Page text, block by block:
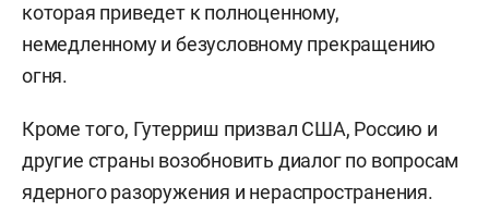
которая приведет к полноценному,
немедленному и безусловному прекращению
огня.
Кроме того, Гутерриш призвал США, Россию и
другие страны возобновить диалог по вопросам
ядерного разоружения и нераспространения.